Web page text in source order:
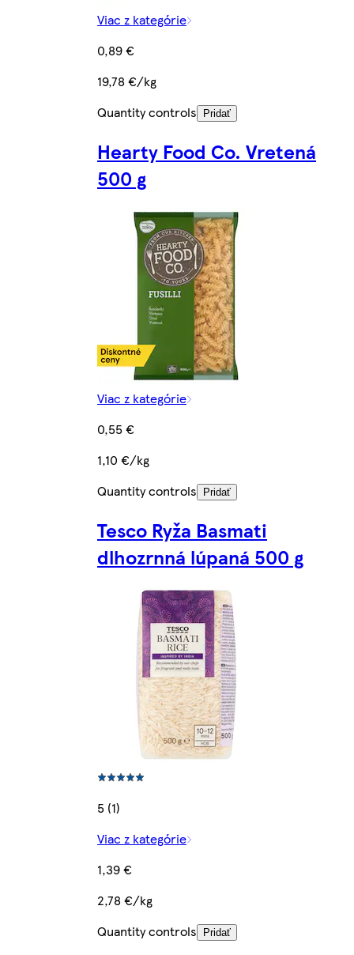
Viac z kategórie
0,89 €
19,78 €/kg
Quantity controls
Pridať
Hearty Food Co. Vretená
500 g
Viac z kategórie
0,55 €
1,10 €/kg
Quantity controls
Pridať
Tesco Ryža Basmati
dlhozrnná lúpaná 500 g
5 (1)
Viac z kategórie
1,39 €
2,78 €/kg
Quantity controls
Pridať